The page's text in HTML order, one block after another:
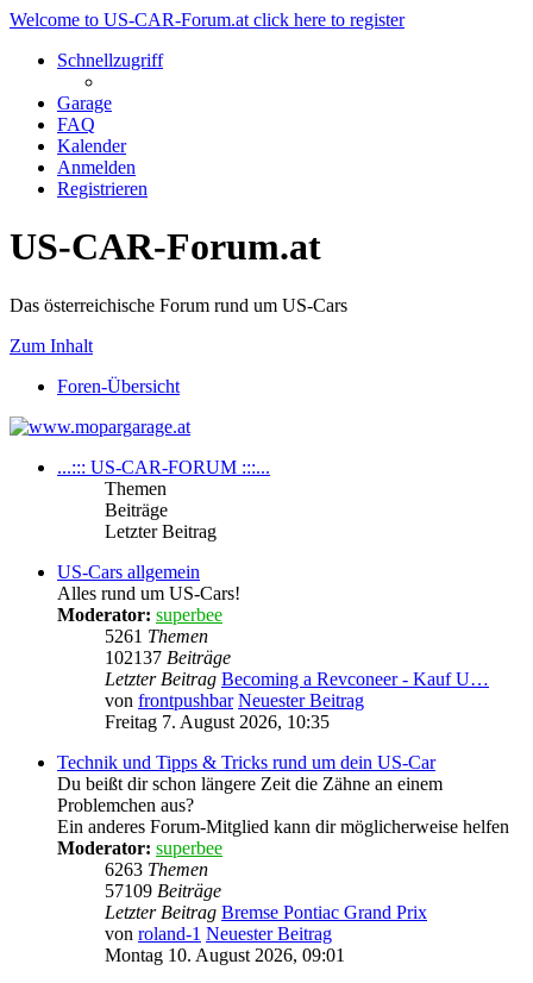
Welcome to US-CAR-Forum.at click here to register
Schnellzugriff
Garage
FAQ
Kalender
Anmelden
Registrieren
US-CAR-Forum.at
Das österreichische Forum rund um US-Cars
Zum Inhalt
Foren-Übersicht
...::: US-CAR-FORUM :::...
Themen
Beiträge
Letzter Beitrag
US-Cars allgemein
Alles rund um US-Cars!
Moderator: superbee
5261 Themen
102137 Beiträge
Letzter Beitrag Becoming a Revconeer - Kauf U…
von frontpushbar Neuester Beitrag
Freitag 7. August 2026, 10:35
Technik und Tipps & Tricks rund um dein US-Car
Du beißt dir schon längere Zeit die Zähne an einem
Problemchen aus?
Ein anderes Forum-Mitglied kann dir möglicherweise helfen
Moderator: superbee
6263 Themen
57109 Beiträge
Letzter Beitrag Bremse Pontiac Grand Prix
von roland-1 Neuester Beitrag
Montag 10. August 2026, 09:01